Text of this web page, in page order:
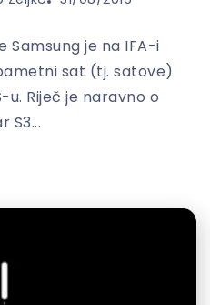
Samsung je na IFA-i
sat (tj. satove)
u. Riječ je naravno o
S3...